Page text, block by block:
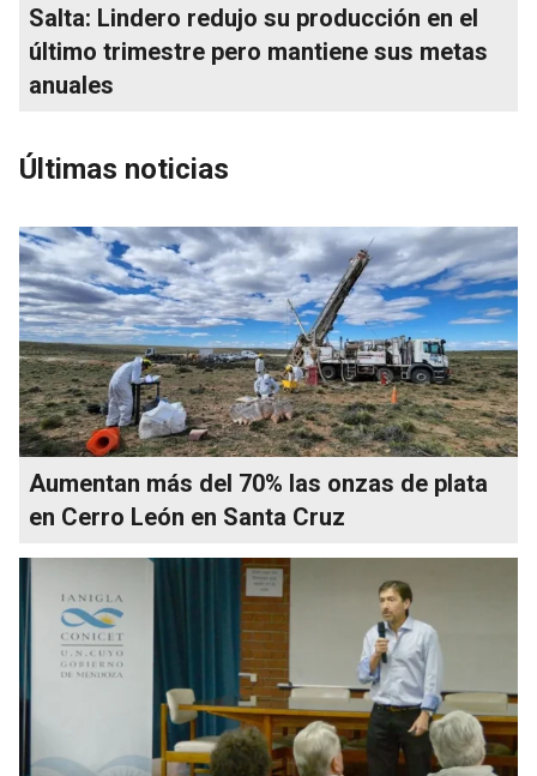
Salta: Lindero redujo su producción en el
último trimestre pero mantiene sus metas
anuales
Últimas noticias
Aumentan más del 70% las onzas de plata
en Cerro León en Santa Cruz